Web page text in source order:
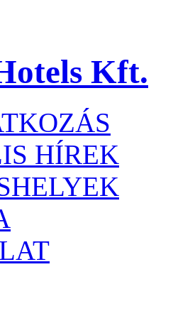
Kft.
HÍREK